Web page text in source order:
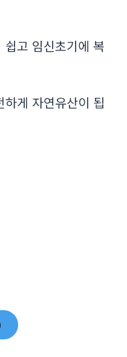
쉽고 임신초기에 복
게 자연유산이 됩